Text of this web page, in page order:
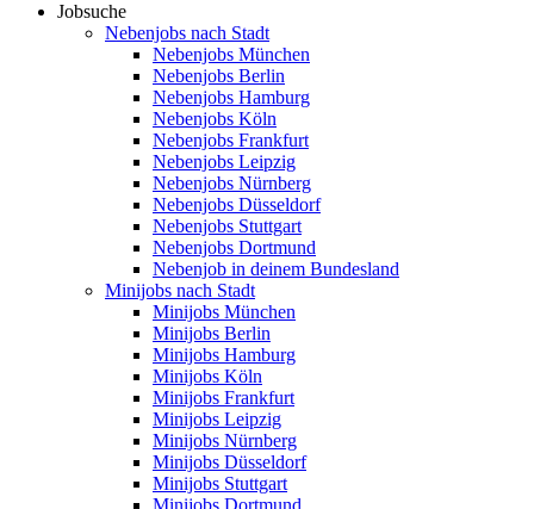
Jobsuche
Nebenjobs nach Stadt
Nebenjobs München
Nebenjobs Berlin
Nebenjobs Hamburg
Nebenjobs Köln
Nebenjobs Frankfurt
Nebenjobs Leipzig
Nebenjobs Nürnberg
Nebenjobs Düsseldorf
Nebenjobs Stuttgart
Nebenjobs Dortmund
Nebenjob in deinem Bundesland
Minijobs nach Stadt
Minijobs München
Minijobs Berlin
Minijobs Hamburg
Minijobs Köln
Minijobs Frankfurt
Minijobs Leipzig
Minijobs Nürnberg
Minijobs Düsseldorf
Minijobs Stuttgart
Minijobs Dortmund